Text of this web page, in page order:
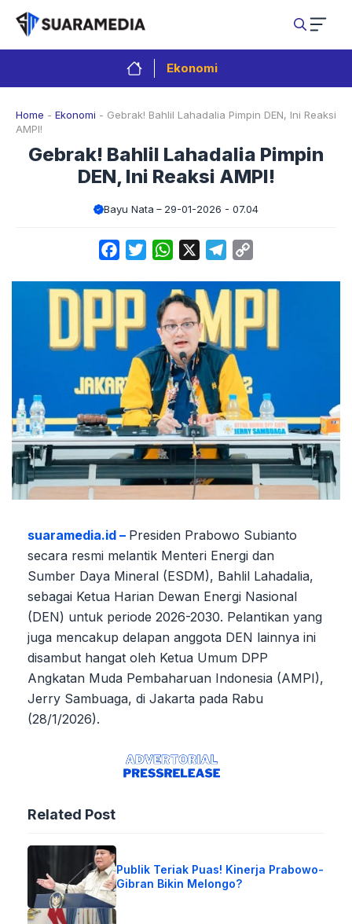
Langsung
isi
Ekonomi
Home - Ekonomi - Gebrak! Bahlil Lahadalia Pimpin DEN, Ini Reaksi
AMPI!
Gebrak! Bahlil Lahadalia Pimpin
DEN, Ini Reaksi AMPI!
Bayu Nata 29-01-2026 - 07.04
FacebookTwitterWhatsApp Telegram
suaramedia.id – Presiden Prabowo Subianto
secara resmi melantik Menteri Energi dan
Sumber Daya Mineral (ESDM), Bahlil Lahadalia,
sebagai Ketua Harian Dewan Energi Nasional
(DEN) untuk periode 2026-2030. Pelantikan yang
juga mencakup delapan anggota DEN lainnya ini
disambut hangat oleh Ketua Umum DPP
Angkatan Muda Pembaharuan Indonesia (AMPI),
Jerry Sambuaga, di Jakarta pada Rabu
(28/1/2026).
Related Post
Publik Teriak Puas! Kinerja Prabowo-
Gibran Bikin Melongo?